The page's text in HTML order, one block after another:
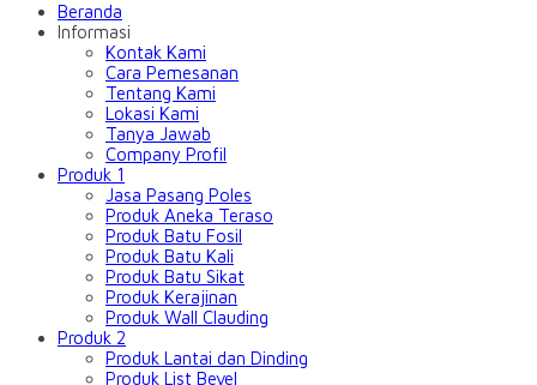
Beranda
Informasi
Kontak Kami
Cara Pemesanan
Tentang Kami
Lokasi Kami
Tanya Jawab
Company Profil
Produk 1
Jasa Pasang Poles
Produk Aneka Teraso
Produk Batu Fosil
Produk Batu Kali
Produk Batu Sikat
Produk Kerajinan
Produk Wall Clauding
Produk 2
Produk Lantai dan Dinding
Produk List Bevel